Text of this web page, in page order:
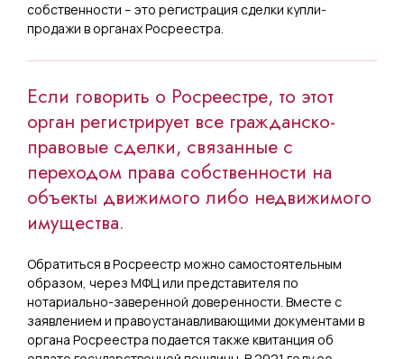
собственности – это регистрация сделки купли-
продажи в органах Росреестра.
Если говорить о Росреестре, то этот
орган регистрирует все гражданско-
правовые сделки, связанные с
переходом права собственности на
объекты движимого либо недвижимого
имущества.
Обратиться в Росреестр можно самостоятельным
образом, через МФЦ или представителя по
нотариально-заверенной доверенности. Вместе с
заявлением и правоустанавливающими документами в
органа Росреестра подается также квитанция об